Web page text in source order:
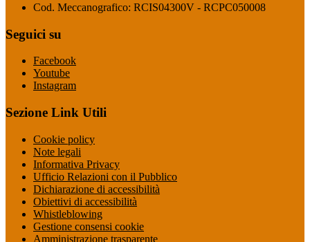
Cod. Meccanografico: RCIS04300V - RCPC050008
Seguici su
Facebook
Youtube
Instagram
Sezione Link Utili
Cookie policy
Note legali
Informativa Privacy
Ufficio Relazioni con il Pubblico
Dichiarazione di accessibilità
Obiettivi di accessibilità
Whistleblowing
Gestione consensi cookie
Amministrazione trasparente